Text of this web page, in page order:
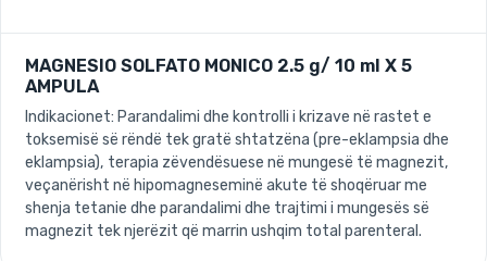
MAGNESIO SOLFATO MONICO 2.5 g/ 10 ml X 5
AMPULA
Indikacionet: Parandalimi dhe kontrolli i krizave në rastet e
toksemisë së rëndë tek gratë shtatzëna (pre-eklampsia dhe
eklampsia), terapia zëvendësuese në mungesë të magnezit,
veçanërisht në hipomagneseminë akute të shoqëruar me
shenja tetanie dhe parandalimi dhe trajtimi i mungesës së
magnezit tek njerëzit që marrin ushqim total parenteral.